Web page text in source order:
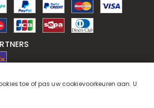
toe of pas uw cookievoorkeuren aan. U